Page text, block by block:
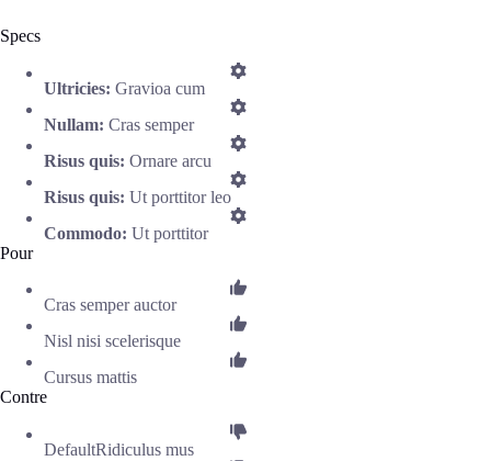
Specs
Ultricies: Gravioa cum
Nullam: Cras semper
Risus quis: Ornare arcu
Risus quis: Ut porttitor leo
Commodo: Ut porttitor
Pour
Cras semper auctor
Nisl nisi scelerisque
Cursus mattis
Contre
DefaultRidiculus mus